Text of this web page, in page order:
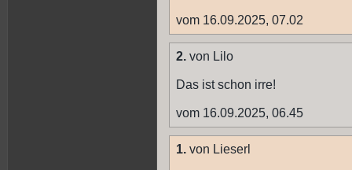
vom 16.09.2025, 07.02
2. von Lilo
Das ist schon irre!
vom 16.09.2025, 06.45
1. von Lieserl